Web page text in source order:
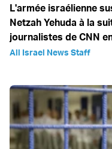
L'armée israélienne
Netzah Yehuda à la
journalistes de CNN
All Israel News Staff